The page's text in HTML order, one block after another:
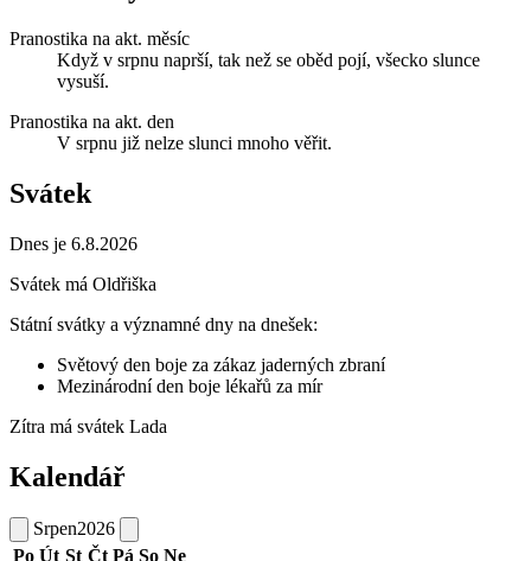
Pranostika na akt. měsíc
Když v srpnu naprší, tak než se oběd pojí, všecko slunce
vysuší.
Pranostika na akt. den
V srpnu již nelze slunci mnoho věřit.
Svátek
Dnes je 6.8.2026
Svátek má Oldřiška
Státní svátky a významné dny na dnešek:
Světový den boje za zákaz jaderných zbraní
Mezinárodní den boje lékařů za mír
Zítra má svátek Lada
Kalendář
Srpen2026
Po Út St Čt Pá So Ne